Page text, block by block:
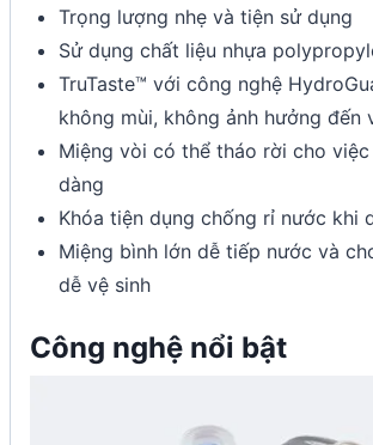
Trọng lượng nhẹ và tiện sử dụng
Sử dụng chất liệu nhựa
TruTaste™ với công nghệ
không mùi, không ảnh hưởng đến
Miệng vòi có thể tháo rời cho
dàng
Khóa tiện dụng chống rỉ nước khi
Miệng bình lớn dễ tiếp nước và
dễ vệ sinh
Công nghệ nổi bật